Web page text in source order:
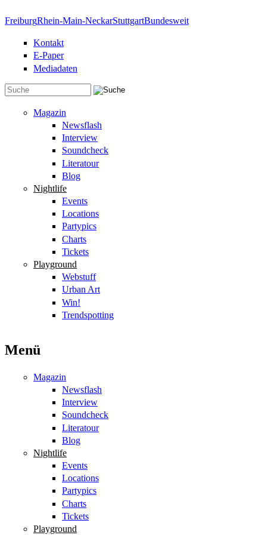
FreiburgRhein-Main-NeckarStuttgartBundesweit
Kontakt
E-Paper
Mediadaten
Magazin
Newsflash
Interview
Soundcheck
Literatour
Blog
Nightlife
Events
Locations
Partypics
Charts
Tickets
Playground
Webstuff
Urban Art
Win!
Trendspotting
Menü
Magazin
Newsflash
Interview
Soundcheck
Literatour
Blog
Nightlife
Events
Locations
Partypics
Charts
Tickets
Playground